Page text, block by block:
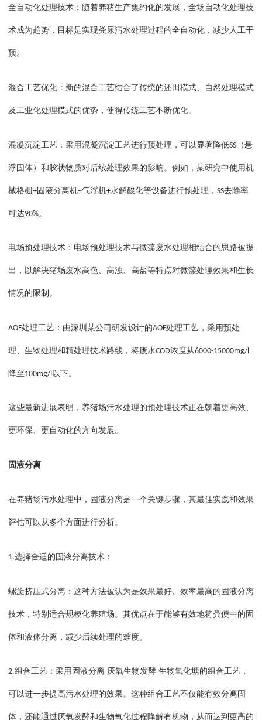
全自动化处理技术：随着养猪生产集约化的发展，全场自动化处理技
术成为趋势，目标是实现粪尿污水处理过程的全自动化，减少人工干
预。
混合工艺优化：新的混合工艺结合了传统的还田模式、自然处理模式
及工业化处理模式的优势，使得传统工艺不断优化。
混凝沉淀工艺：采用混凝沉淀工艺进行预处理，可以显著降低SS （悬
浮固体）和胶状物质对后续处理效果的影响。例如，某研究中使用机
械格栅+固液分离机+气浮机+水解酸化等设备进行预处理， SS去除率
可达90%。
电场预处理技术：电场预处理技术与微藻废水处理相结合的思路被提
出，以解决猪场废水高色、高浊、高盐等特点对微藻处理效果和生长
情况的限制。
AOF处理工艺：由深圳某公司研发设计的AOF处理工艺，采用预处
理、生物处理和精处理技术路线，将废水COD浓度从6000-15000mg/l
降至100mg/l 以下。
这些最新进展表明，养猪场污水处理的预处理技术正在朝着更高效、
更环保、更自动化的方向发展。
固液分离
在养猪场污水处理中，固液分离是一个关键步骤，其最佳实践和效果
评估可以从多个方面进行分析。
1.选择合适的固液分离技术：
螺旋挤压式分离：这种方法被认为是效果最好、效率最高的固液分离
技术，特别适合规模化养殖场。其优点在于能够有效地将粪便中的固
体和液体分离，减少后续处理的难度。
2.组合工艺：采用固液分离-厌氧生物发酵-生物氧化塘的组合工艺，
可以进一步提高污水处理的效果。这种组合工艺不仅能有效分离固
体，还能通过厌氧发酵和生物氧化过程降解有机物，从而达到更高的